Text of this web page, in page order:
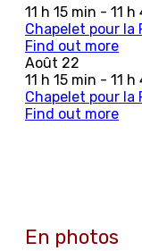
11 h 15 min - 11 h
Chapelet pour la
Find out more
Août 22
11 h 15 min - 11 h
Chapelet pour la
Find out more
En photos